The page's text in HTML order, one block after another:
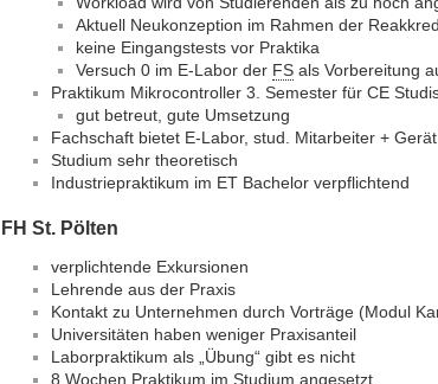
Aktuell Neukonzeption im Rahmen der
keine Eingangstests vor Praktika
Versuch 0 im E-Labor der FSals Vorbereitung
Praktikum Mikrocontroller 3. Semester für CE
gut betreut, gute Umsetzung
Fachschaft bietet E-Labor, stud. Mitarbeiter +
Studium sehr theoretisch
Industriepraktikum im ET Bachelor verpflichtend
FH St. Pölten
verplichtende Exkursionen
Lehrende aus der Praxis
Kontakt zu Unternehmen durch Vorträge (Modul
Universitäten haben weniger Praxisanteil
Laborpraktikum als „Übung“ gibt es nicht
8 Wochen Praktikum im Studium angesetzt